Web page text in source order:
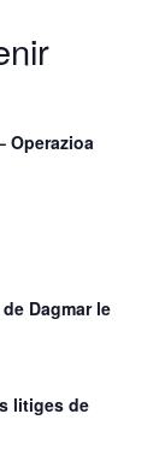
Operazioa
Dagmar le
litiges de